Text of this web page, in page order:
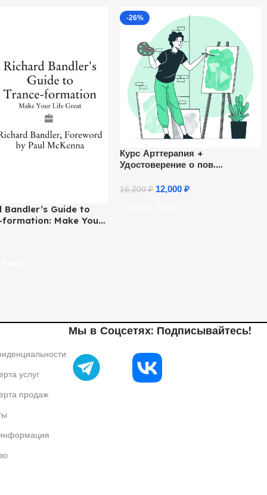
Bandler’s Guide to
formation: Make Your
-26%
Курс Арттерапия +
Удостоверение о пов.
16,200₽ 12,000₽
услуг
продаж
Мы в Соцсетях: Подписывайтесь!